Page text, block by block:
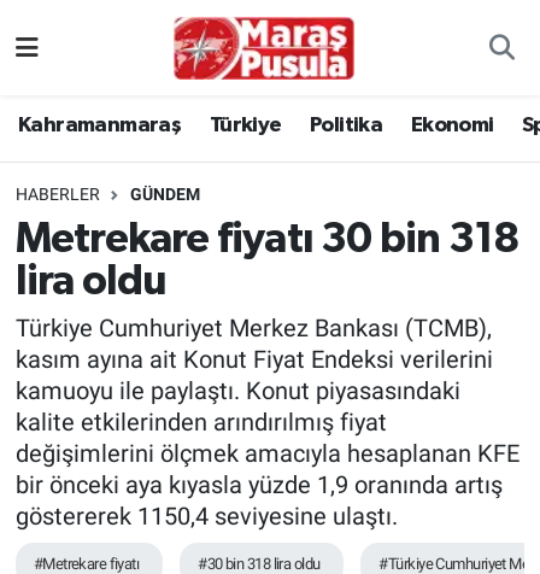
Kahramanmaraş Türkiye Politika Ekonomi
HABERLER GÜNDEM
Metrekare fiyatı 30 bin 318
lira oldu
Türkiye Cumhuriyet Merkez Bankası (TCMB),
kasım ayına ait Konut Fiyat Endeksi verilerini
kamuoyu ile paylaştı. Konut piyasasındaki
kalite etkilerinden arındırılmış fiyat
değişimlerini ölçmek amacıyla hesaplanan KFE
bir önceki aya kıyasla yüzde 1,9 oranında artış
göstererek 1150,4 seviyesine ulaştı.
#Metrekare fiyatı #30 bin 318 lira oldu #Türkiye Cumhuriyet
Politika
Ekonomi
Spor
Kültür Sanat
Sağlık
İstanbul Namaz Vakitleri
İstanbul Trafik Yoğunluk Haritası
Süper Lig Puan Durumu ve Fikstür
Tüm Manşetler
Son Dakika Haberleri
Haber Arşivi